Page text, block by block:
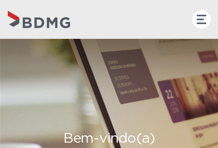
Bem-vindo(a)